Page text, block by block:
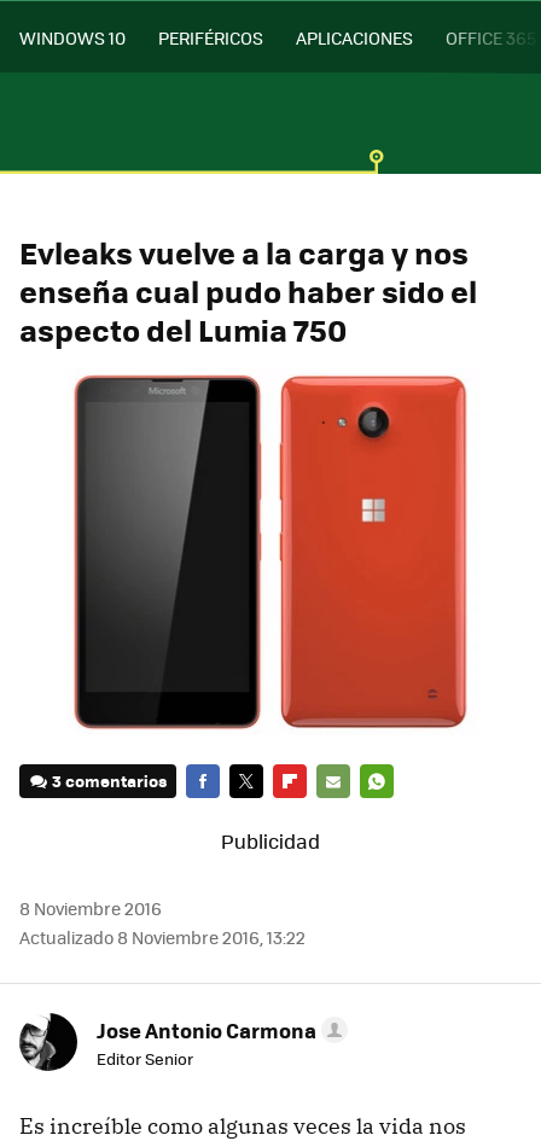
WINDOWS 10 PERIFÉRICOS APLICACIONES OFFICE 365
Evleaks vuelve a la carga y nos
enseña cual pudo haber sido el
aspecto del Lumia 750
3 comentarios
MAIL
8 Noviembre 2016
Actualizado 8 Noviembre 2016, 13:22
Jose Antonio Carmona
Editor Senior
Es increíble como algunas veces la vida nos